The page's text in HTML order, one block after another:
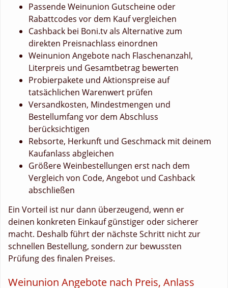
Passende Weinunion Gutscheine oder
Rabattcodes vor dem Kauf vergleichen
Cashback bei Boni.tv als Alternative zum
direkten Preisnachlass einordnen
Weinunion Angebote nach Flaschenanzahl,
Literpreis und Gesamtbetrag bewerten
Probierpakete und Aktionspreise auf
tatsächlichen Warenwert prüfen
Versandkosten, Mindestmengen und
Bestellumfang vor dem Abschluss
berücksichtigen
Rebsorte, Herkunft und Geschmack mit deinem
Kaufanlass abgleichen
Größere Weinbestellungen erst nach dem
Vergleich von Code, Angebot und Cashback
abschließen
Ein Vorteil ist nur dann überzeugend, wenn er
deinen konkreten Einkauf günstiger oder sicherer
macht. Deshalb führt der nächste Schritt nicht zur
schnellen Bestellung, sondern zur bewussten
Prüfung des finalen Preises.
Weinunion Angebote nach Preis, Anlass